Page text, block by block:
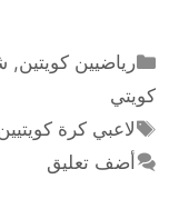
للكرة
التصنيفات
رياضيين كويتين,
كويتي
الوسوم
لاعبي كرة
أضف تعليق